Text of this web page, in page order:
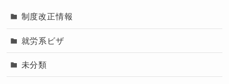
制度改正情報
就労系ビザ
未分類